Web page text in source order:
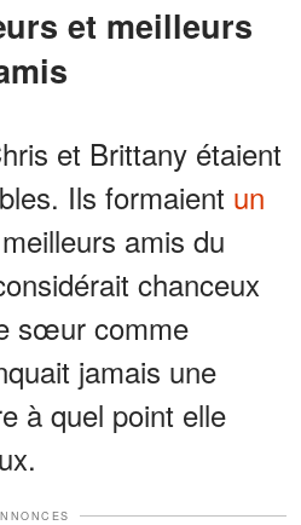
et Brittany étaient
Ils formaient un
amis du
chanceux
sœur comme
jamais une
à quel point elle